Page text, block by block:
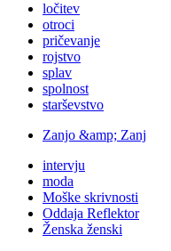
ločitev
otroci
pričevanje
rojstvo
splav
spolnost
starševstvo
Zanjo &amp; Zanj
intervju
moda
Moške skrivnosti
Oddaja Reflektor
Ženska ženski